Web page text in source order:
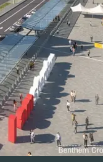
Airport Utilities
Aviation Solutions
Operations
Jij en Schiphol
Projecten op
Schiphol
Developer center